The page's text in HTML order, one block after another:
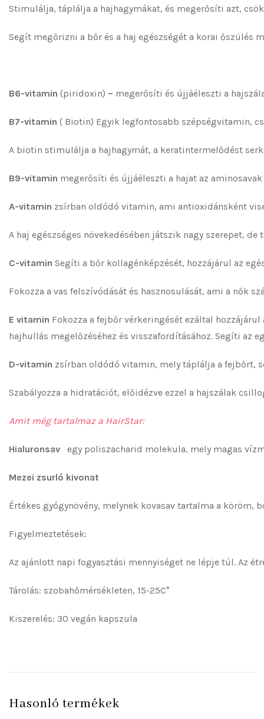
Stimulálja, táplálja a hajhagymákat, és megerősíti azt,
Segít megőrizni a bőr és a haj egészségét a korai őszülés
B6-vitamin (piridoxin) – megerősíti és újjáéleszti a
B7-vitamin ( Biotin) Egyik legfontosabb szépségvitamin,
A biotin stimulálja a hajhagymát, a keratintermelődést
B9-vitamin megerősíti és újjáéleszti a hajat az
A-vitamin zsírban oldódó vitamin, ami antioxidánsként
A haj egészséges növekedésében játszik nagy szerepet,
C-vitamin Segíti a bőr kollagénképzését, hozzájárul az
Fokozza a vas felszívódását és hasznosulását, ami a nők
E vitamin Fokozza a fejbőr vérkeringését ezáltal hozzájárul
hajhullás megelőzéséhez és visszafordításához. Segíti az
D-vitamin zsírban oldódó vitamin, mely táplálja a fejbőrt,
Szabályozza a hidratációt, előidézve ezzel a
Amit még tartalmaz a HairStar:
Hialuronsav egy poliszacharid molekula, mely magas
Mezei zsurló kivonat
Értékes gyógynövény, melynek kovasav tartalma a köröm,
Figyelmeztetések:
Az ajánlott napi fogyasztási mennyiséget ne lépje túl. Az
Tárolás: szobahőmérsékleten, 15-25C°
Kiszerelés: 30 vegán kapszula
Hasonló termékek